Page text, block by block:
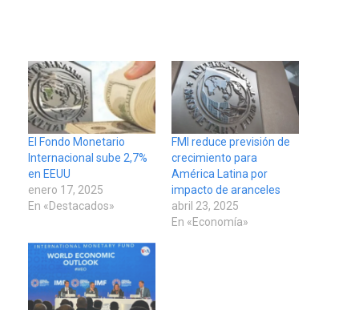
El Fondo Monetario
Internacional sube 2,7%
en EEUU
enero 17, 2025
En «Destacados»
FMI reduce previsión de
crecimiento para
América Latina por
impacto de aranceles
abril 23, 2025
En «Economía»